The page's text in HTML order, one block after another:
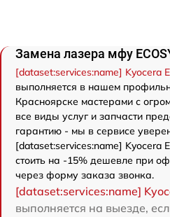
Замена лазера мфу
[dataset:services:name] Kyocera
выполняется в нашем
Красноярске мастерами с
все виды услуг и запчасти
гарантию - мы в сервисе
[dataset:services:name] Kyocera
стоить на -15% дешевле при
через форму заказа звонка.
[dataset:services:name]
выполняется на выезде,